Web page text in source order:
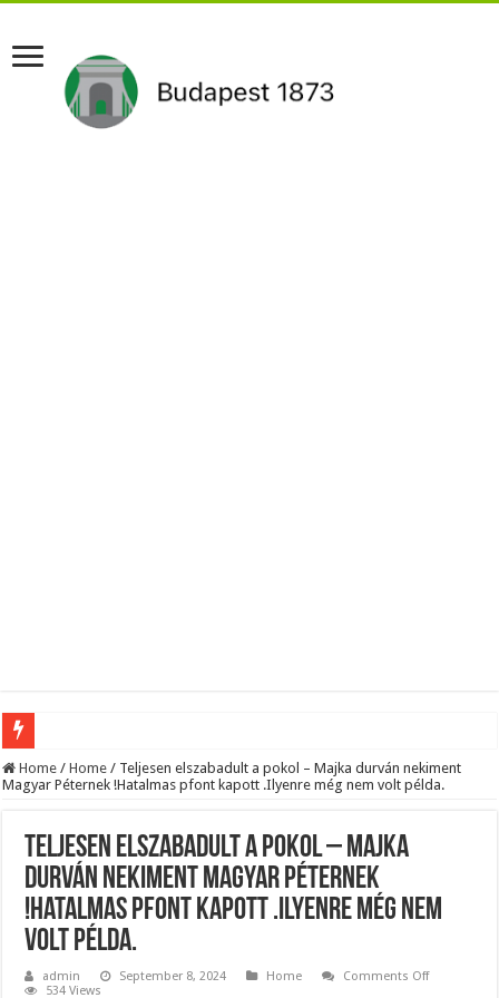
Megvan! Dr. Baka András lesz az új köztársasági elnök!
Kisnyugdíjasoknak járó ingyenes élelmiszercsomagok: több helyről is kérhető
Lesifotó robbantotta fel az internetet: itt találták meg az eltűnt Orbán Viktort!
Hatalmas Botrány a Parlamentben: a Fidesz ismét kitett magáért!
Jön az AUGUSZTUSI pénzeső! Ez a 3 csillagjegy részesül belőle: A cikk a
Borbás Marcsi beperelte Kocsis Mátét!
Home / Home / Teljesen elszabadult a pokol – Majka durván nekiment
Magyar Péternek !Hatalmas pfont kapott .Ilyenre még nem volt példa.
Teljesen elszabadult a pokol – Majka
durván nekiment Magyar Péternek
!Hatalmas pfont kapott .Ilyenre még nem
volt példa.
admin September 8, 2024 Home Comments Offon
534 Views